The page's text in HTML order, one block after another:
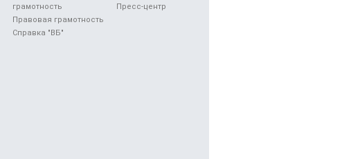
грамотность
Правовая грамотность
Справка "ВБ"
Пресс-центр